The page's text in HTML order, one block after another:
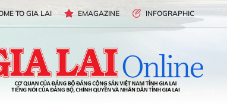
TO GIA LAI EMAGAZINE INFOGRAPHIC